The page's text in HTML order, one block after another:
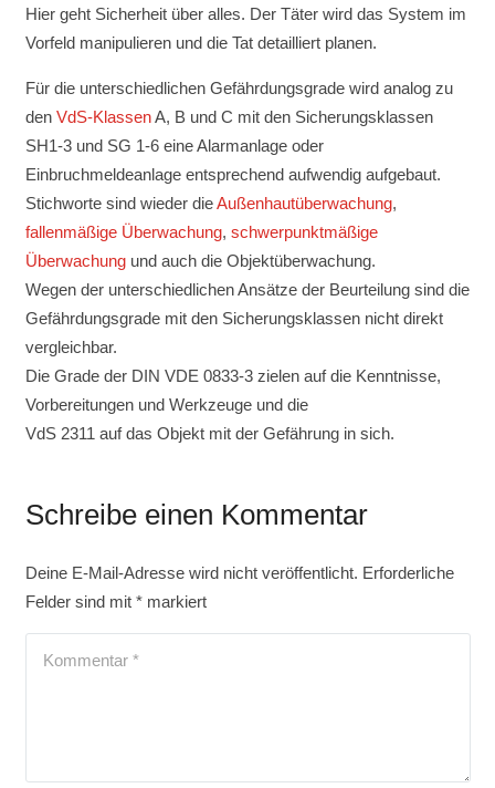
Hier geht Sicherheit über alles. Der Täter wird das System im
Vorfeld manipulieren und die Tat detailliert planen.
Für die unterschiedlichen Gefährdungsgrade wird analog zu
den VdS-KlassenA, B und C mit den Sicherungsklassen
SH1-3 und SG 1-6 eine Alarmanlage oder
Einbruchmeldeanlage entsprechend aufwendig aufgebaut.
Stichworte sind wieder dieAußenhautüberwachung,
fallenmäßige Überwachung, schwerpunktmäßige
Überwachung und auch die Objektüberwachung.
Wegen der unterschiedlichen Ansätze der Beurteilung sind die
Gefährdungsgrade mit den Sicherungsklassen nicht direkt
vergleichbar.
Die Grade der DIN VDE 0833-3 zielen auf die Kenntnisse,
Vorbereitungen und Werkzeuge und die
VdS 2311 auf das Objekt mit der Gefährung in sich.
Schreibe einen Kommentar
Deine E-Mail-Adresse wird nicht veröffentlicht. Erforderliche
Felder sind mit *markiert